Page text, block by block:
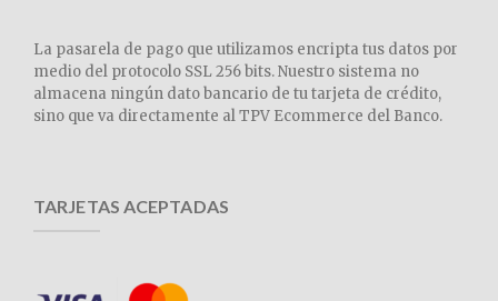
La pasarela de pago que utilizamos encripta tus datos por
medio del protocolo SSL 256 bits. Nuestro sistema no
almacena ningún dato bancario de tu tarjeta de crédito,
sino que va directamente al TPV Ecommerce del Banco.
TARJETAS ACEPTADAS